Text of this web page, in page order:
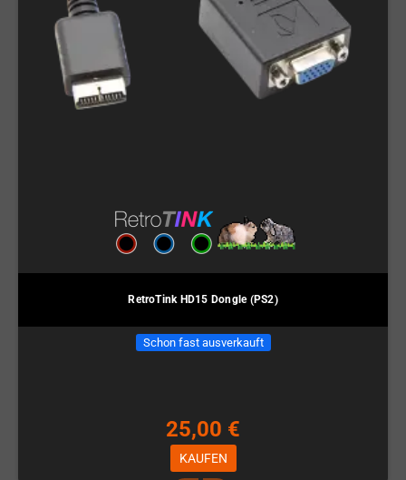
RetroTink HD15 Dongle (PS2)
Schon fast ausverkauft
25,00 €
KAUFEN